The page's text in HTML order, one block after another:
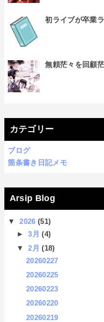
初ライブが卒業
無頼茫々を回顧茫
カテゴリー
ブログ
箇条書き日記メモ
Arsip Blog
▼ 2026 (51)
►3月 (4)
▼
2月 (18)
20260227
20260225
20260223
20260220
20260219